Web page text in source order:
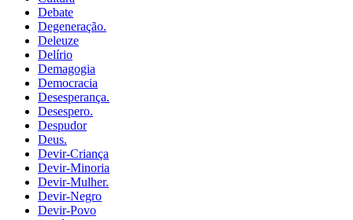
Debate
Degeneração.
Deleuze
Delírio
Demagogia
Democracia
Desesperança.
Desespero.
Despudor
Deus.
Devir-Criança
Devir-Minoria
Devir-Mulher.
Devir-Negro
Devir-Povo